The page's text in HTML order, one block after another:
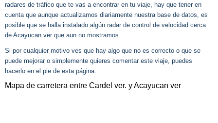
radares de tráfico que te vas a encontrar en tu viaje, hay que tener en
cuenta que aunque actualizamos diariamente nuestra base de datos, es
posible que se halla instalado algún radar de control de velocidad cerca
de Acayucan ver que aun no mostramos.
Si por cualquier motivo ves que hay algo que no es correcto o que se
puede mejorar o simplemente quieres comentar este viaje, puedes
hacerlo en el pie de esta página.
Mapa de carretera entre Cardel ver. y Acayucan ver